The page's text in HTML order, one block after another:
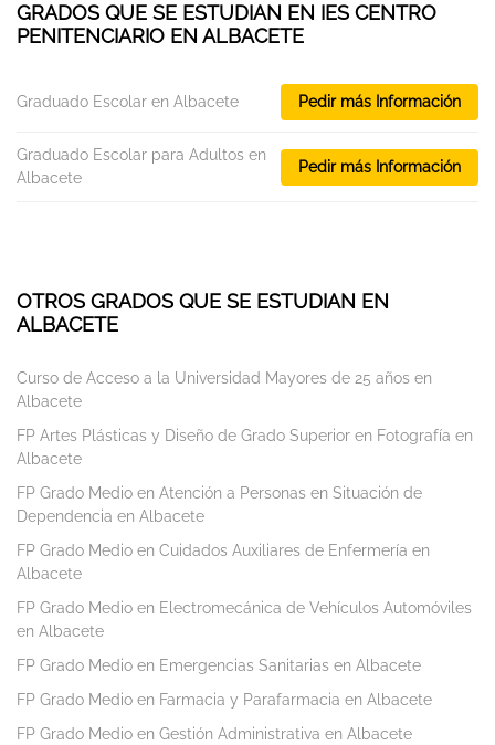
GRADOS QUE SE ESTUDIAN EN IES CENTRO
PENITENCIARIO EN ALBACETE
Graduado Escolar en Albacete Pedir más Información
Graduado Escolar para Adultos en
Albacete
Pedir más Información
OTROS GRADOS QUE SE ESTUDIAN EN
ALBACETE
Curso de Acceso a la Universidad Mayores de 25 años en
Albacete
FP Artes Plásticas y Diseño de Grado Superior en Fotografía en
Albacete
FP Grado Medio en Atención a Personas en Situación de
Dependencia en Albacete
FP Grado Medio en Cuidados Auxiliares de Enfermería en
Albacete
FP Grado Medio en Electromecánica de Vehículos Automóviles
en Albacete
FP Grado Medio en Emergencias Sanitarias en Albacete
FP Grado Medio en Farmacia y Parafarmacia en Albacete
FP Grado Medio en Gestión Administrativa en Albacete